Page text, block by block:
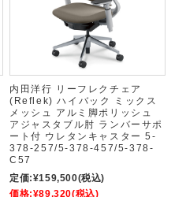
内田洋行 リーフレクチェア
(Reflek) ハイバック ミックス
メッシュ アルミ脚ポリッシュ
アジャスタブル肘 ランバーサポ
ート付 ウレタンキャスター 5-
378-257/5-378-457/5-378-
C57
定価:¥159,500(税込)
価格:¥89,320(税込)